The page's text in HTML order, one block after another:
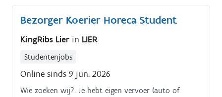
Bezorger Koerier Horeca Student
KingRibs Lier in LIER
Studentenjobs
Online sinds 9 jun. 2026
Wie zoeken wij?. Je hebt eigen vervoer (auto of